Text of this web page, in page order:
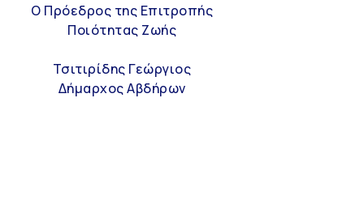
Ο Πρόεδρος της Επιτροπής
Ποιότητας Ζωής
Τσιτιρίδης Γεώργιος
Δήμαρχος Αβδήρων